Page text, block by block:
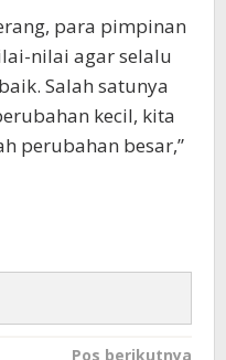
para pimpinan
nilai agar selalu
Salah satunya
kecil, kita
perubahan besar,”
Pos berikutnya